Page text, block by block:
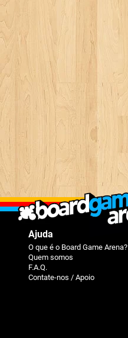
Ajuda
O que é o Board Game Arena?
Quem somos
F.A.Q.
Contate-nos / Apoio